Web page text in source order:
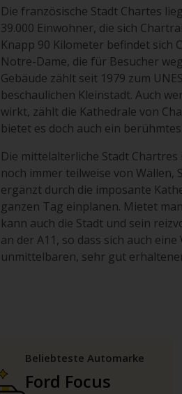
Die französische Stadt Chartes
39.000 Einwohner, die sich
Knapp 90 Kilometer befindet sich
Notre-Dame, die für Besucher
Gebäude zählt seit 1979 zum
beschaulichen Kleinstadt. Auch
wirkt, zählt die Kathedrale von
bietet es doch auch ein
Die mittelalterliche Stadt
noch immer teilweise von
ergänzt durch die imposante
ganzen Tag einplanen. Mietet
kann auch die Stadt und sein
an der A11, so dass sich auch
unmittelbaren, sehr gut
Beliebteste Automarke
Ford Focus